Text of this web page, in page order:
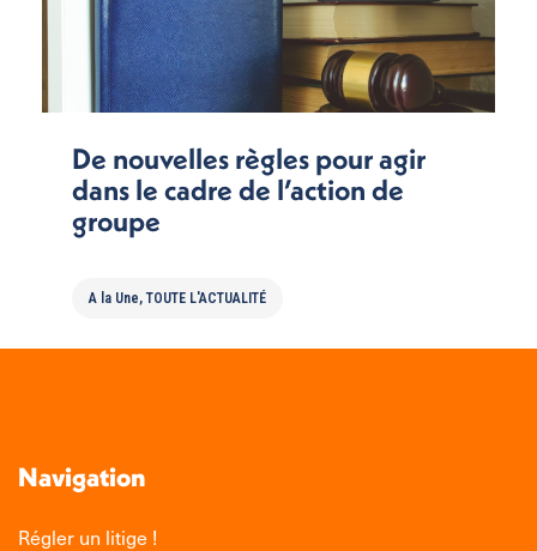
De nouvelles règles pour agir
dans le cadre de l’action de
groupe
A la Une,TOUTE L'ACTUALITÉ
Navigation
Régler un litige !